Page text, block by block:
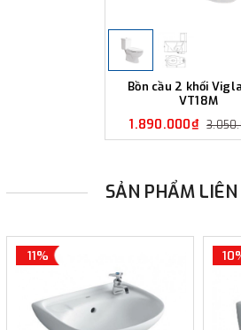
Bồn cầu 2 khối
VT18M
1.890.000₫
SẢN PHẨM
11%